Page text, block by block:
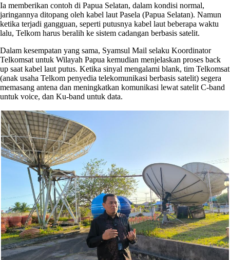
Ia memberikan contoh di Papua Selatan, dalam kondisi normal,
jaringannya ditopang oleh kabel laut Pasela (Papua Selatan). Namun
ketika terjadi gangguan, seperti putusnya kabel laut beberapa waktu
lalu, Telkom harus beralih ke sistem cadangan berbasis satelit.
Dalam kesempatan yang sama, Syamsul Mail selaku Koordinator
Telkomsat untuk Wilayah Papua kemudian menjelaskan proses back
up saat kabel laut putus. Ketika sinyal mengalami blank, tim Telkomsat
(anak usaha Telkom penyedia telekomunikasi berbasis satelit) segera
memasang antena dan meningkatkan komunikasi lewat satelit C-band
untuk voice, dan Ku-band untuk data.